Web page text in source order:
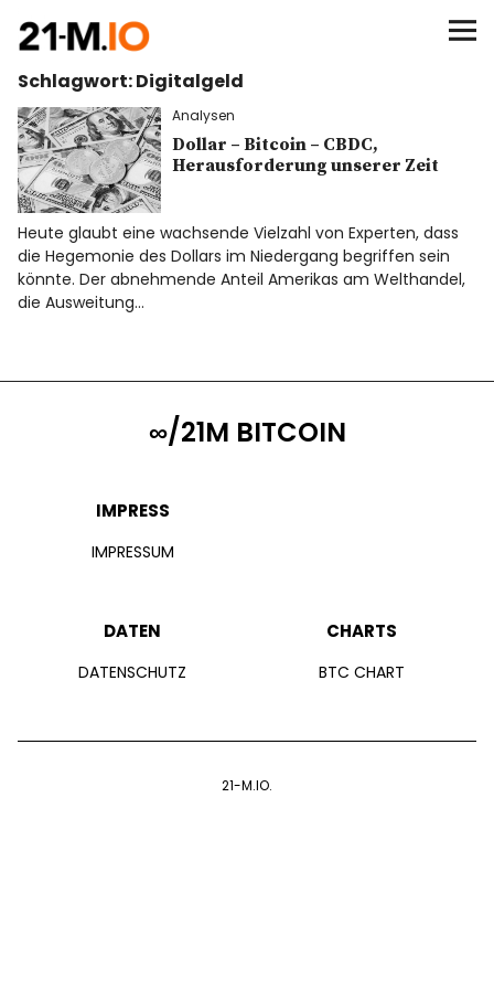
∞/21M BITCOIN
BEGINN
BITCOIN
ANALYSEN
NEWS
Schlagwort:Digitalgeld
Analysen
Dollar – Bitcoin – CBDC,
Herausforderung unserer Zeit
Heute glaubt eine wachsende Vielzahl von Experten, dass
die Hegemonie des Dollars im Niedergang begriffen sein
könnte. Der abnehmende Anteil Amerikas am Welthandel,
die Ausweitung…
∞/21M BITCOIN
IMPRESS
IMPRESSUM
DATEN
DATENSCHUTZ
CHARTS
BTC CHART
21-M.IO